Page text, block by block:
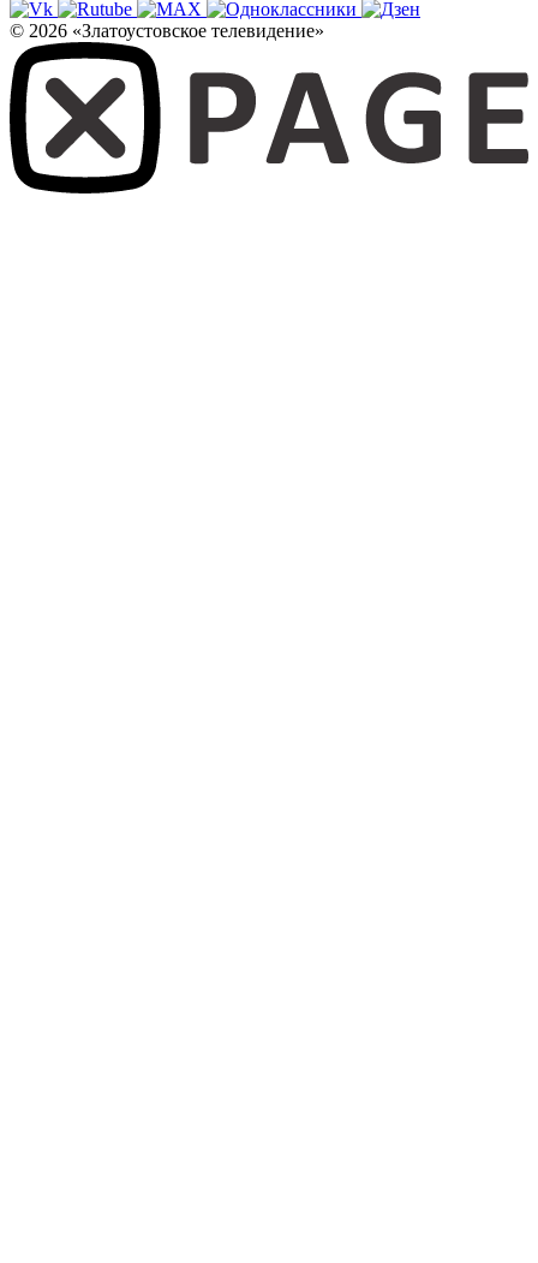
© 2026 «Златоустовское телевидение»